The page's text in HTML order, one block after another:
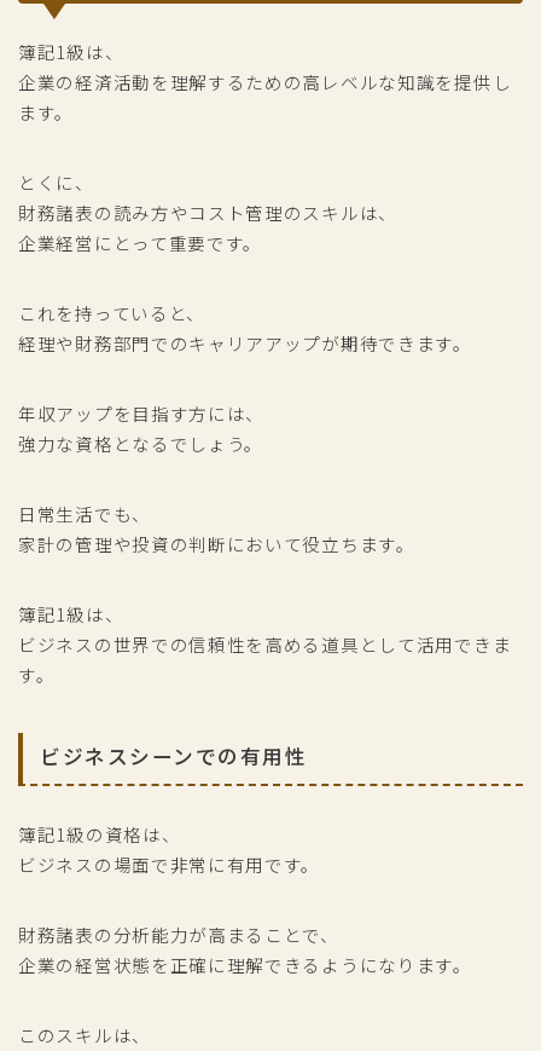
簿記1級は、
企業の経済活動を理解するための高レベルな知識を提供し
ます。
とくに、
財務諸表の読み方やコスト管理のスキルは、
企業経営にとって重要です。
これを持っていると、
経理や財務部門でのキャリアアップが期待できます。
年収アップを目指す方には、
強力な資格となるでしょう。
日常生活でも、
家計の管理や投資の判断において役立ちます。
簿記1級は、
ビジネスの世界での信頼性を高める道具として活用できま
す。
ビジネスシーンでの有用性
簿記1級の資格は、
ビジネスの場面で非常に有用です。
財務諸表の分析能力が高まることで、
企業の経営状態を正確に理解できるようになります。
このスキルは、